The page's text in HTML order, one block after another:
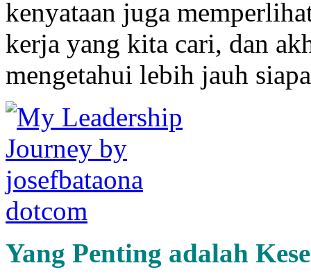
kenyataan juga
kerja yang kita cari, dan
mengetahui lebih jauh
Yang Penting adalah K